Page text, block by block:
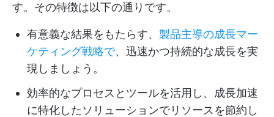
す。その特徴は以下の通りです。
有意義な結果をもたらす、 製品主導の成長マー
ケティング戦略で、迅速かつ持続的な成長を実
現しましょう。
効率的なプロセスとツールを活用し、成長加速
に特化したソリューションでリソースを節約し